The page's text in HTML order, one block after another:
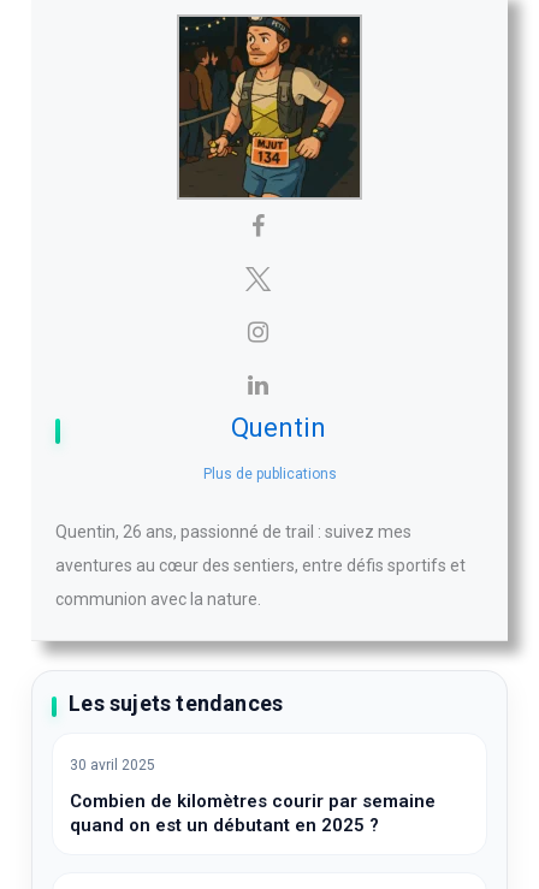
Quentin
Plus de publications
Quentin, 26 ans, passionné de trail : suivez mes
aventures au cœur des sentiers, entre défis sportifs et
communion avec la nature.
Les sujets tendances
30 avril 2025
Combien de kilomètres courir par semaine
quand on est un débutant en 2025 ?